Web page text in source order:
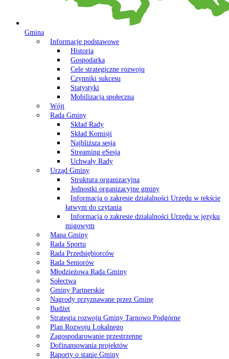
Gmina
Informacje podstawowe
Historia
Gospodarka
Cele strategiczne rozwoju
Czynniki sukcesu
Statystyki
Mobilizacja społeczna
Wójt
Rada Gminy
Skład Rady
Skład Komisji
Najbliższa sesja
Streaming eSesja
Uchwały Rady
Urząd Gminy
Struktura organizacyjna
Jednostki organizacyjne gminy
Informacja o zakresie działalności Urzędu w tekście
łatwym do czytania
Informacja o zakresie działalności Urzędu w języku
migowym
Mapa Gminy
Rada Sportu
Rada Przedsiębiorców
Rada Seniorów
Młodzieżowa Rada Gminy
Sołectwa
Gminy Partnerskie
Nagrody przyznawane przez Gminę
Budżet
Strategia rozwoju Gminy Tarnowo Podgórne
Plan Rozwoju Lokalnego
Zagospodarowanie przestrzenne
Dofinansowania projektów
Raporty o stanie Gminy